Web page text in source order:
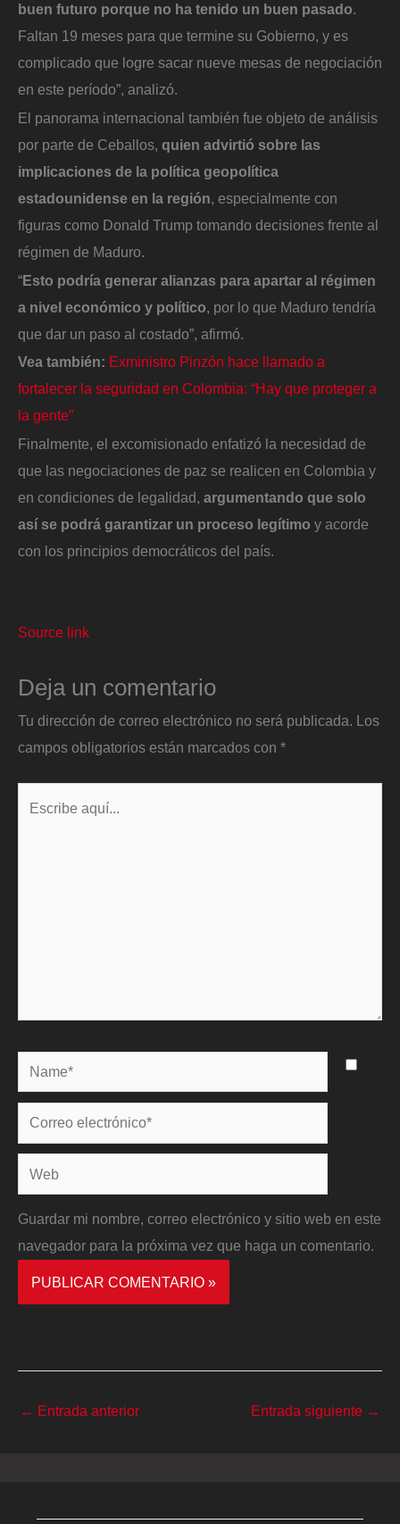
buen futuro porque no ha tenido un buen pasado.
Faltan 19 meses para que termine su Gobierno, y es
complicado que logre sacar nueve mesas de negociación
en este período”, analizó.
El panorama internacional también fue objeto de análisis
por parte de Ceballos, quien advirtió sobre las
implicaciones de la política geopolítica
estadounidense en la región, especialmente con
figuras como Donald Trump tomando decisiones frente al
régimen de Maduro.
“Esto podría generar alianzas para apartar al régimen
a nivel económico y político , por lo que Maduro tendría
que dar un paso al costado”, afirmó.
Vea también: Exministro Pinzón hace llamado a
fortalecer la seguridad en Colombia: “Hay que proteger a
la gente”
Finalmente, el excomisionado enfatizó la necesidad de
que las negociaciones de paz se realicen en Colombia y
en condiciones de legalidad, argumentando que solo
así se podrá garantizar un proceso legítimo y acorde
con los principios democráticos del país.
Source link
Deja un comentario
Tu dirección de correo electrónico no será publicada. Los
campos obligatorios están marcados con *
Name*
Correo
electrónico*
Web
Guardar mi nombre, correo electrónico y sitio web en este
navegador para la próxima vez que haga un comentario.
← Entrada anterior Entrada siguiente →